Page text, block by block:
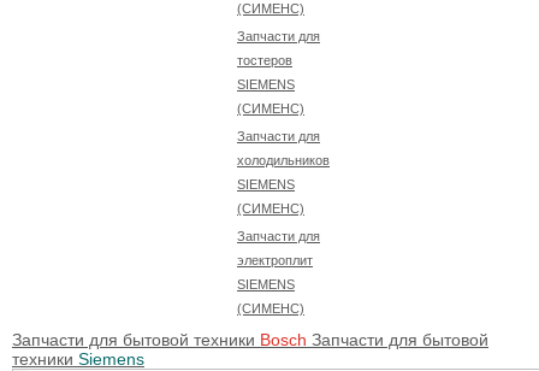
(СИМЕНС)
Запчасти для
тостеров
SIEMENS
(СИМЕНС)
Запчасти для
холодильников
SIEMENS
(СИМЕНС)
Запчасти для
электроплит
SIEMENS
(СИМЕНС)
Запчасти для бытовой техники Bosch Запчасти для бытовой
техники Siemens